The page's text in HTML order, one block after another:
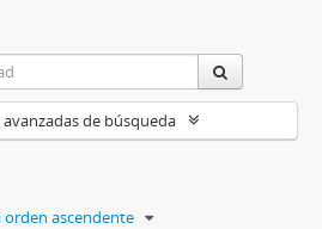
de búsqueda
orden ascendente